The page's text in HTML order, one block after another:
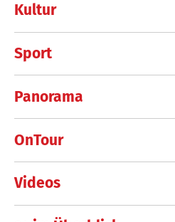
Kultur
Sport
Panorama
OnTour
Videos